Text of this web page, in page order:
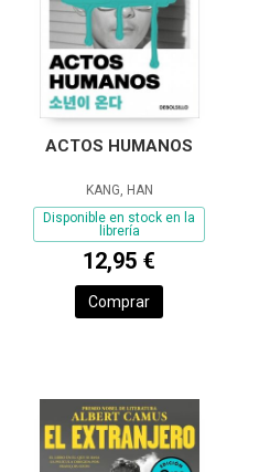
ACTOS HUMANOS
KANG, HAN
Disponible en stock en la
librería
12,95 €
Comprar